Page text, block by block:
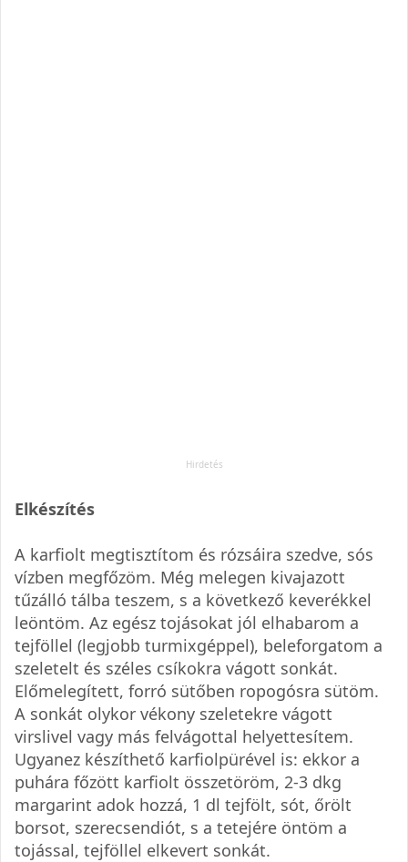
Elkészítés
A karfiolt megtisztítom és rózsáira szedve, sós
vízben megfőzöm. Még melegen kivajazott
tűzálló tálba teszem, s a következő keverékkel
leöntöm. Az egész tojásokat jól elhabarom a
tejföllel (legjobb turmixgéppel), beleforgatom a
szeletelt és széles csíkokra vágott sonkát.
Előmelegített, forró sütőben ropogósra sütöm.
A sonkát olykor vékony szeletekre vágott
virslivel vagy más felvágottal helyettesítem.
Ugyanez készíthető karfiolpürével is: ekkor a
puhára főzött karfiolt összetöröm, 2-3 dkg
margarint adok hozzá, 1 dl tejfölt, sót, őrölt
borsot, szerecsendiót, s a tetejére öntöm a
tojással, tejföllel elkevert sonkát.